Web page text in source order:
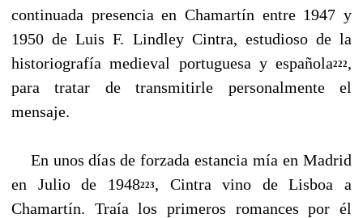
continuada presencia en Chamartín entre 1947 y
1950 de Luis F. Lindley Cintra, estudioso de la
historiografía medieval portuguesa y españo­la222,
para tratar de transmitirle personalmente el
mensaje.
En unos días de forzada estancia mía en Madrid
en Julio de 1948223, Cintra vino de Lisboa a
Chamartín. Traía los primeros romances por él